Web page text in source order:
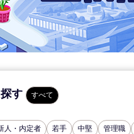
す すべて
人・内定者 若手 中堅 管理職